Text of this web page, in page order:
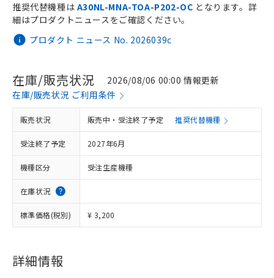
プロダクト ニュース No. 2026039c
推奨代替機種は A30NL-MNA-TOA-P202-OC となります。詳
細はプロダクトニュースをご確認ください。
在庫/販売状況
2026/08/06 00:00 情報更新
在庫/販売状況 ご利用条件
販売状況 販売中・受注終了予定 推奨代替機種
受注終了予定 2027年6月
機種区分 受注生産機種
在庫状況
標準価格(税別) ¥ 3,200
詳細情報